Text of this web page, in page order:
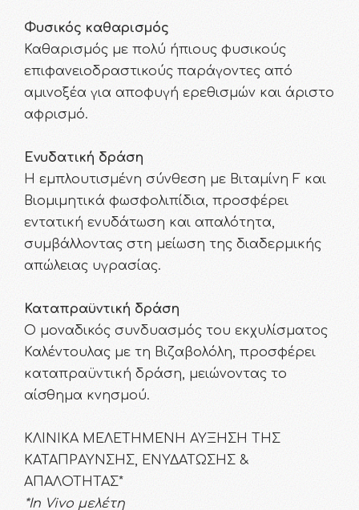
Φυσικός καθαρισμός
Καθαρισμός με πολύ ήπιους φυσικούς
επιφανειοδραστικούς παράγοντες από
αμινοξέα για αποφυγή ερεθισμών και άριστο
αφρισμό.
Ενυδατική δράση
Η εμπλουτισμένη σύνθεση με Βιταμίνη F και
Βιομιμητικά φωσφολιπίδια, προσφέρει
εντατική ενυδάτωση και απαλότητα,
συμβάλλοντας στη μείωση της διαδερμικής
απώλειας υγρασίας.
Καταπραϋντική δράση
Ο μοναδικός συνδυασμός του εκχυλίσματος
Καλέντουλας με τη Βιζαβολόλη, προσφέρει
καταπραϋντική δράση, μειώνοντας το
αίσθημα κνησμού.
ΚΛΙΝΙΚΑ ΜΕΛΕΤΗΜΕΝΗ ΑΥΞΗΣΗ ΤΗΣ
ΚΑΤΑΠΡΑΥΝΣΗΣ, ΕΝΥΔΑΤΩΣΗΣ &
ΑΠΑΛΟΤΗΤΑΣ*
*In Vivo μελέτη